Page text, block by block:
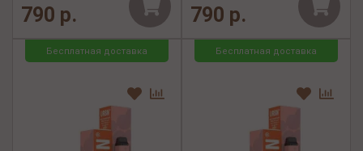
790 р. 790 р.
Бесплатная доставка Бесплатная доставка